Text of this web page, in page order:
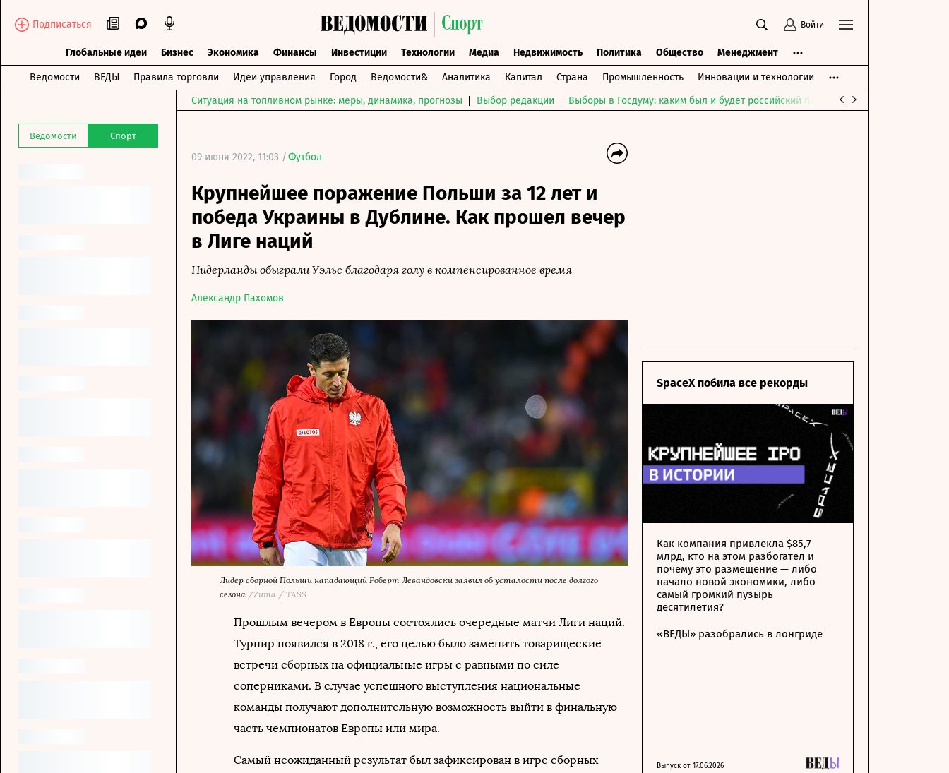
Подписаться Войти
Глобальные идеи Бизнес Экономика Финансы Инвестиции Технологии Медиа Недвижимость Политика Общество Менеджмент
Ведомости ВЕДЫ Правила торговли Идеи управления Город Ведомости& Аналитика Капитал Страна Промышленность Инновации и технологии
Ведомости Спорт
Ситуация на топливном рынке: меры, динамика, прогнозы Выбор редакции Выборы в Госдуму: каким был и будет российский парламент
09 июня 2022, 11:03 /Футбол
Крупнейшее поражение Польши за 12 лет и
победа Украины в Дублине. Как прошел вечер
в Лиге наций
Нидерланды обыграли Уэльс благодаря голу в компенсированное время
Александр Пахомов
Лидер сборной Польши нападающий Роберт Левандовски заявил об усталости после долгого
сезона /Zuma / TASS
Прошлым вечером в Европы состоялись очередные матчи Лиги наций.
Турнир появился в 2018 г., его целью было заменить товарищеские
встречи сборных на официальные игры с равными по силе
соперниками. В случае успешного выступления национальные
команды получают дополнительную возможность выйти в финальную
часть чемпионатов Европы или мира.
Самый неожиданный результат был зафиксирован в игре сборных
SpaceX побила все рекорды
Как компания привлекла $85,7
млрд, кто на этом разбогател и
почему это размещение — либо
начало новой экономики, либо
самый громкий пузырь
десятилетия?
«ВЕДЫ» разобрались в лонгриде
Выпуск от 17.06.2026